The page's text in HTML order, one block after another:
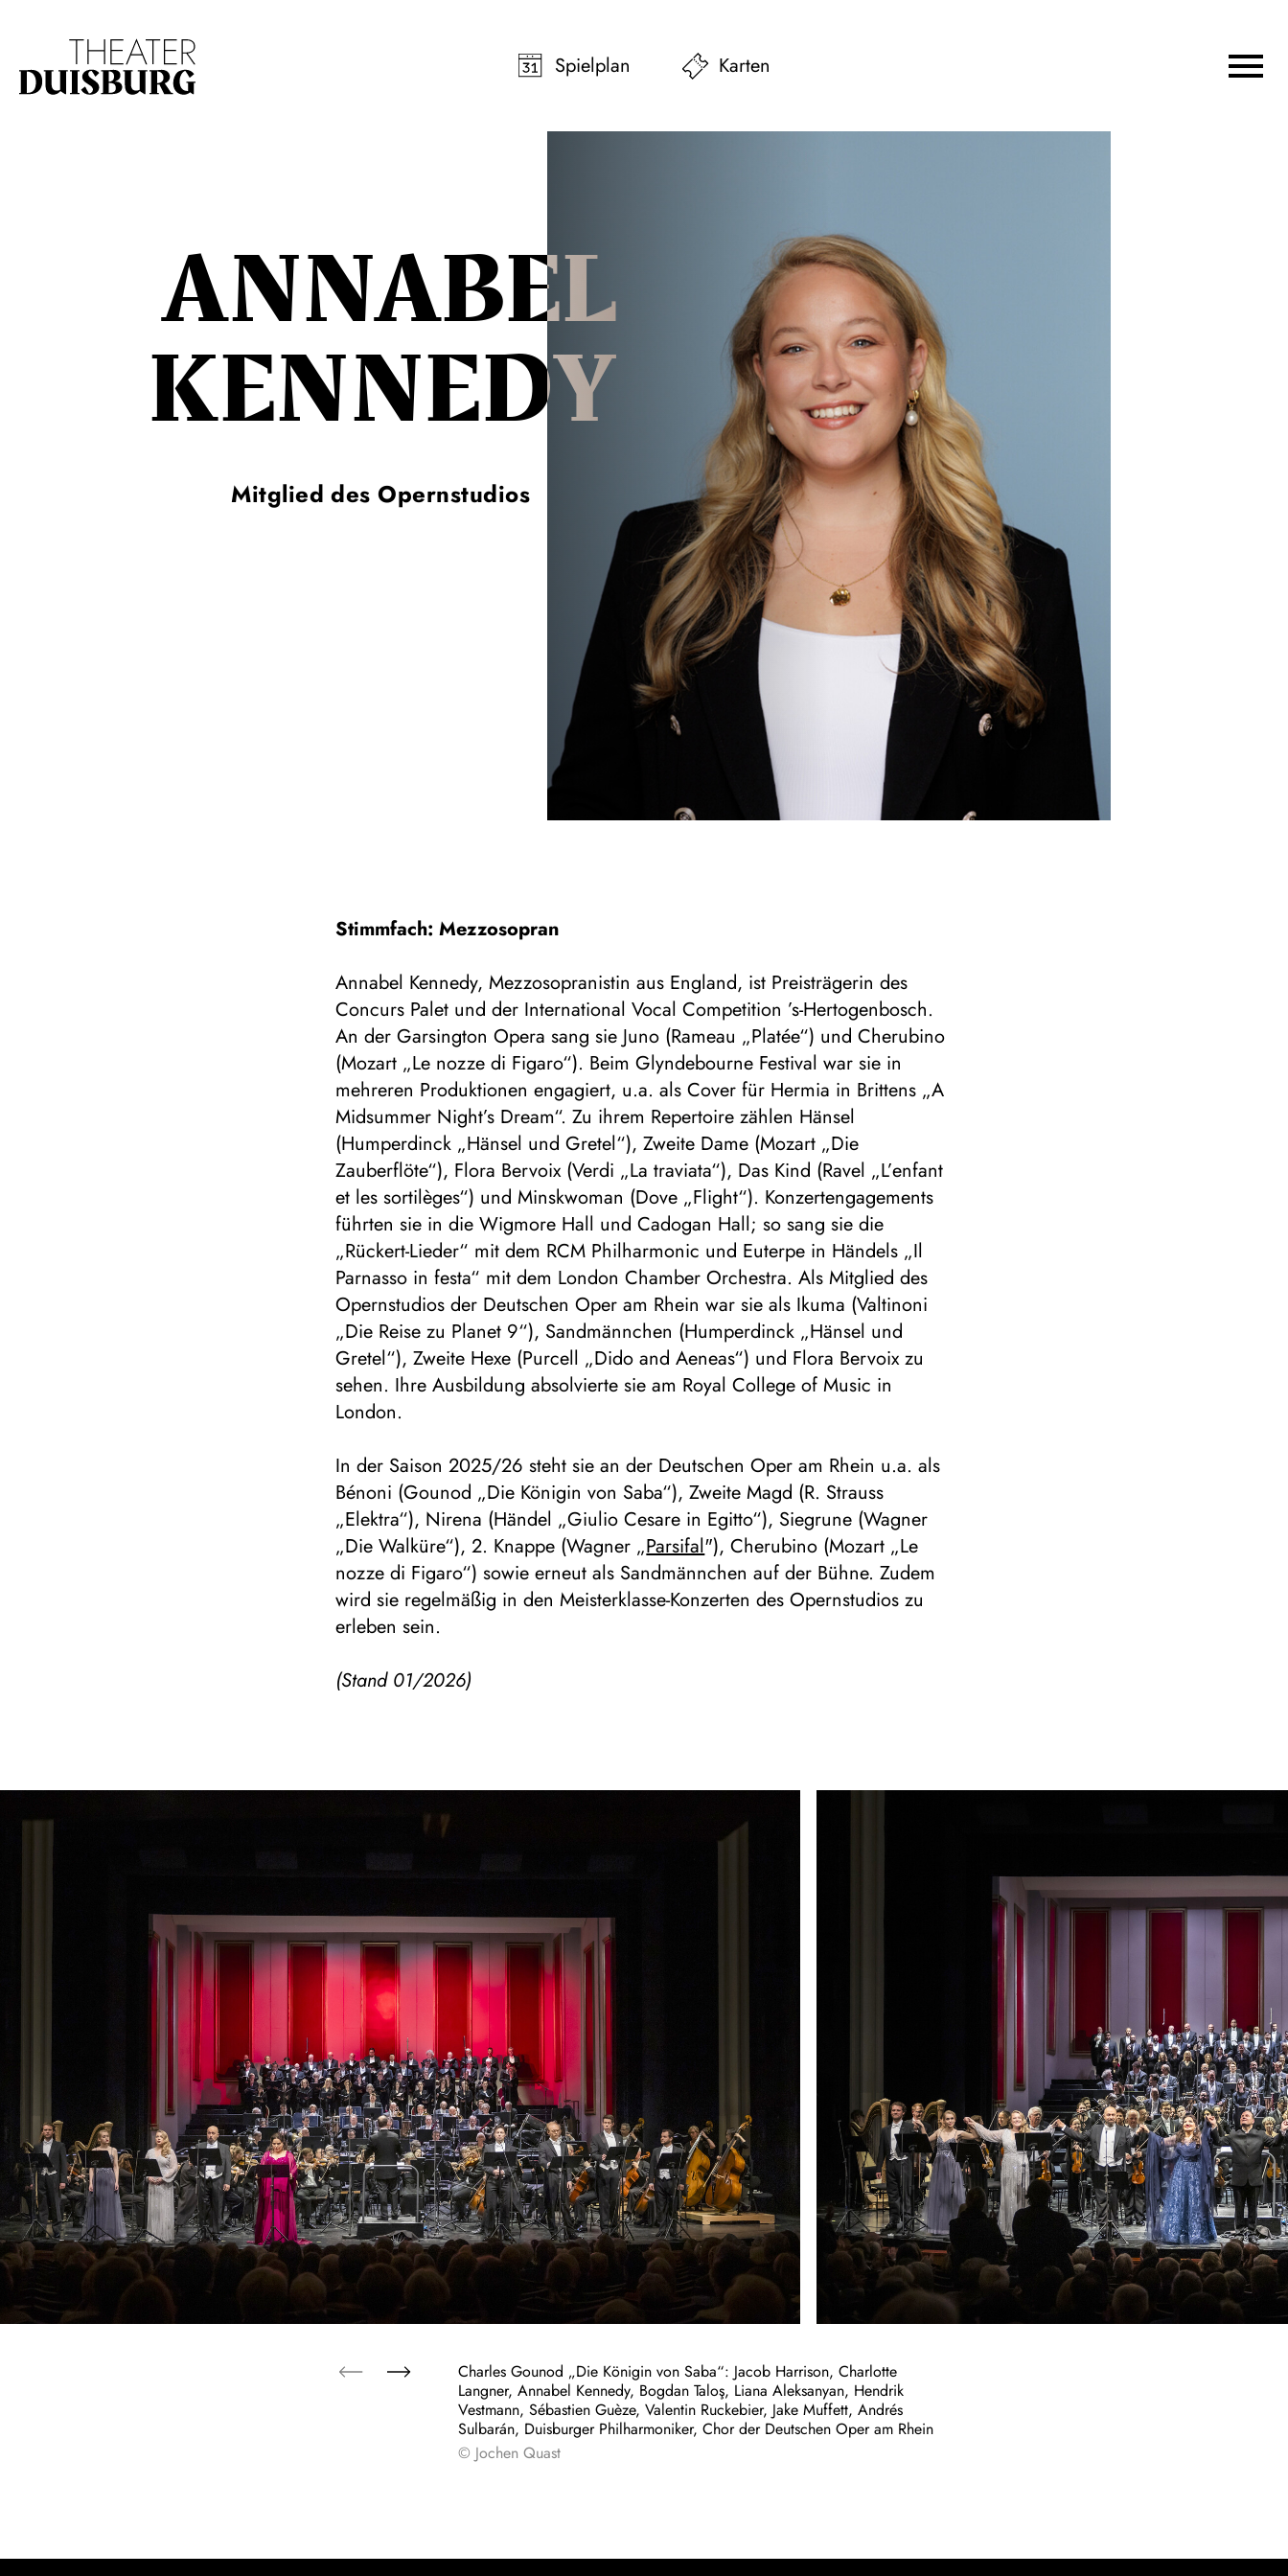
Spielplan
Karten
ANNABEL
KENNEDY
Mitglied des Opernstudios
Stimmfach: Mezzosopran
Annabel Kennedy, Mezzosopranistin aus England, ist Preisträgerin des
Concurs Palet und der International Vocal Competition ’s-Hertogenbosch.
An der Garsington Opera sang sie Juno (Rameau „Platée“) und Cherubino
(Mozart „Le nozze di Figaro“). Beim Glyndebourne Festival war sie in
mehreren Produktionen engagiert, u.a. als Cover für Hermia in Brittens „A
Midsummer Night’s Dream“. Zu ihrem Repertoire zählen Hänsel
(Humperdinck „Hänsel und Gretel“), Zweite Dame (Mozart „Die
Zauberflöte“), Flora Bervoix (Verdi „La traviata“), Das Kind (Ravel „L’enfant
et les sortilèges“) und Minskwoman (Dove „Flight“). Konzertengagements
führten sie in die Wigmore Hall und Cadogan Hall; so sang sie die
„Rückert-Lieder“ mit dem RCM Philharmonic und Euterpe in Händels „Il
Parnasso in festa“ mit dem London Chamber Orchestra. Als Mitglied des
Opernstudios der Deutschen Oper am Rhein war sie als Ikuma (Valtinoni
„Die Reise zu Planet 9“), Sandmännchen (Humperdinck „Hänsel und
Gretel“), Zweite Hexe (Purcell „Dido and Aeneas“) und Flora Bervoix zu
sehen. Ihre Ausbildung absolvierte sie am Royal College of Music in
London.
In der Saison 2025/26 steht sie an der Deutschen Oper am Rhein u.a. als
Bénoni (Gounod „Die Königin von Saba“), Zweite Magd (R. Strauss
„Elektra“), Nirena (Händel „Giulio Cesare in Egitto“), Siegrune (Wagner
„Die Walküre“), 2. Knappe (Wagner „Parsifal"), Cherubino (Mozart „Le
nozze di Figaro“) sowie erneut als Sandmännchen auf der Bühne. Zudem
wird sie regelmäßig in den Meisterklasse-Konzerten des Opernstudios zu
erleben sein.
(Stand 01/2026)
Charles Gounod „Die Königin von Saba“: Jacob Harrison, Charlotte
Langner, Annabel Kennedy, Bogdan Taloş, Liana Aleksanyan, Hendrik
Vestmann, Sébastien Guèze, Valentin Ruckebier, Jake Muffett, Andrés
Sulbarán, Duisburger Philharmoniker, Chor der Deutschen Oper am Rhein
© Jochen Quast